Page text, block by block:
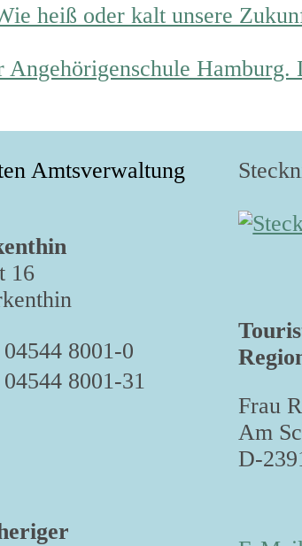
heiß oder kalt unsere
Hamburg.
Amtsverwaltung
16
04544 8001-0
04544 8001-31
Frau
Am
D-